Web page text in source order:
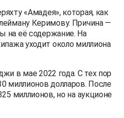
«Амадея», которая, как
Керимову. Причина —
на её содержание. На
уходит около миллиона
в мае 2022 года. С тех пор
миллионов долларов. После
миллионов, но на аукционе